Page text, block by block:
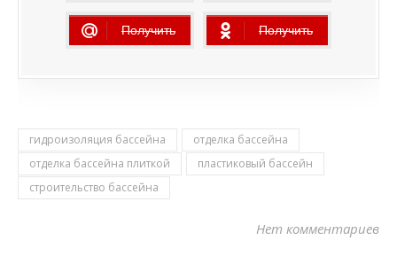
Получить
ошибка Получить
ошибка
гидроизоляция бассейна
отделка бассейна
отделка бассейна плиткой
пластиковый бассейн
строительство бассейна
Нет комментариев